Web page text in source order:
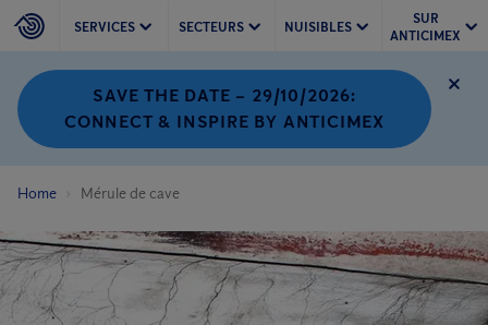
SERVICES SECTEURS NUISIBLES
SUR
ANTICIMEX
SAVE THE DATE – 29/10/2026:
CONNECT & INSPIRE BY ANTICIMEX
Home Mérule de cave